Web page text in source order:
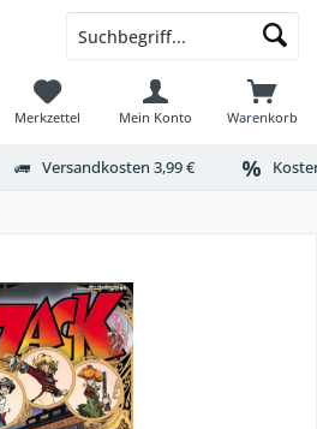
Warenkorb
Merkzettel Mein Konto
Versandkosten 3,99 €